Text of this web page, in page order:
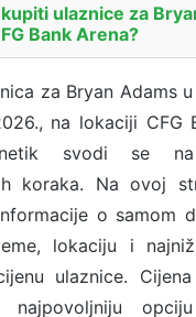
ulaznice za
Bank Arena?
za Bryan Adams
na lokaciji CFG
svodi se na
koraka. Na ovoj
o samom
lokaciju i
ulaznice.
najpovoljniju